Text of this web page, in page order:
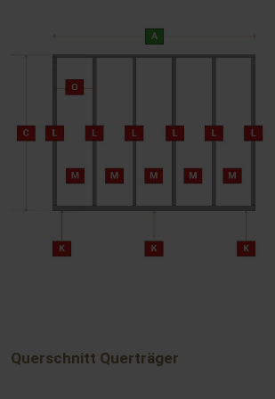
Querschnitt Querträger